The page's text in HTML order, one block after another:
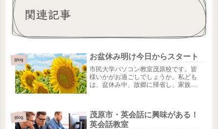
関連記事
Blog お盆休み明け今日からスタート
市民大学パソコン教室茂原校です。皆
様いかがお過ごしでしょうか。私ども
は、盆休み中、故郷に帰省し、家族や
この機会に、改めて自分のルーツを見
つ...
Blog
茂原市・英会話に興味がある！
英会話教室